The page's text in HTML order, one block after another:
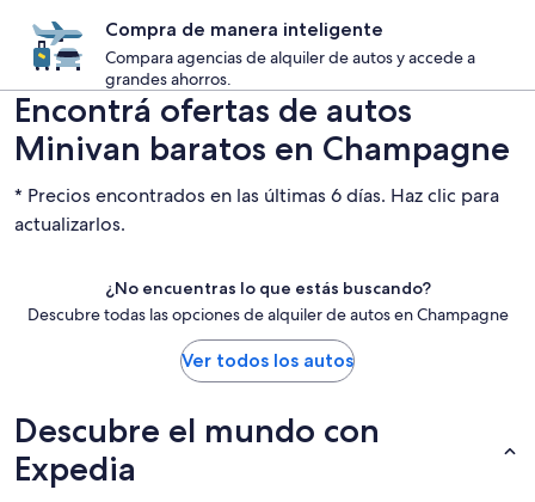
Compra de manera inteligente
Compara agencias de alquiler de autos y accede a
grandes ahorros.
Encontrá ofertas de autos
Minivan baratos en Champagne
* Precios encontrados en las últimas 6 días. Haz clic para
actualizarlos.
¿No encuentras lo que estás buscando?
Descubre todas las opciones de alquiler de autos en Champagne
Ver todos los autos
Descubre el mundo con
Expedia